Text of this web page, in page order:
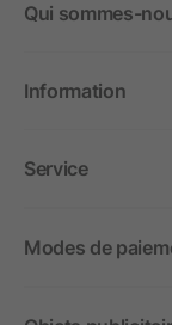
Qui sommes-
Information
Service
Modes de